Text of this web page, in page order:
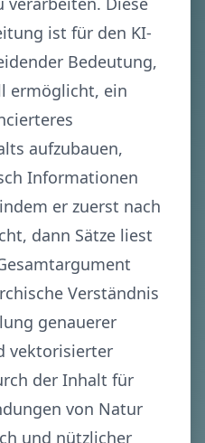
ist für den KI-
Bedeutung,
ermöglicht, ein
aufzubauen,
Informationen
er zuerst nach
dann Sätze liest
Verständnis
genauerer
vektorisierter
der Inhalt für
von Natur
und nützlicher